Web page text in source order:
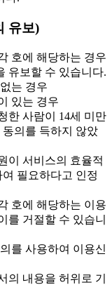
유보)
호에 해당하는 경우
유보할 수 있습니다.
는 경우
있는 경우
한 사람이 14세 미만
의를 득하지 않았
이 서비스의 효율적
필요하다고 인정
호에 해당하는 이용
를 거절할 수 있습니
를 사용하여 이용신
의 내용을 허위로 기